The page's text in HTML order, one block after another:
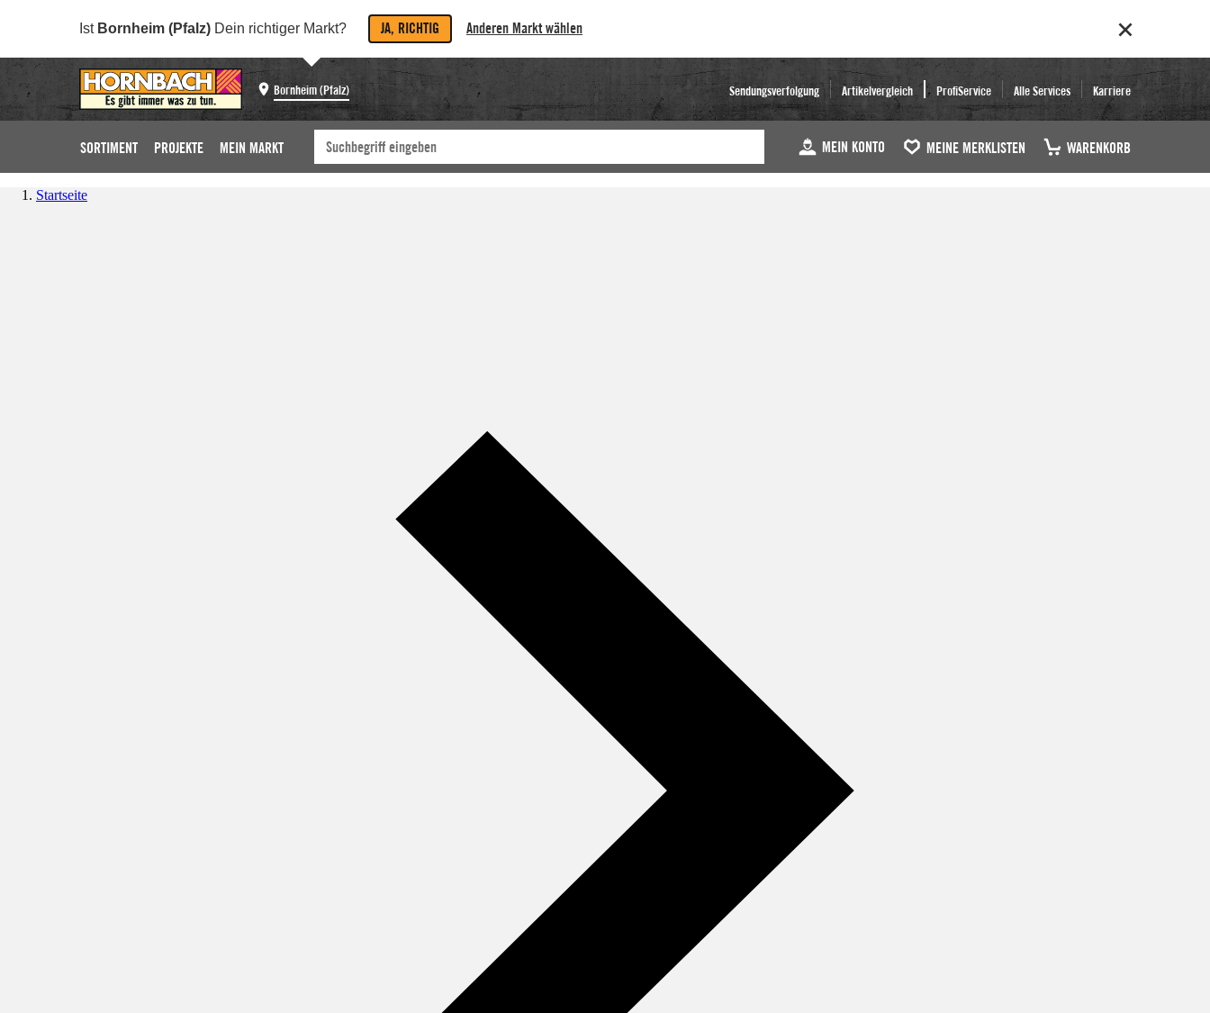
Ist Bornheim (Pfalz) Dein richtiger Markt? JA, RICHTIG Anderen Markt wählen
Bornheim (Pfalz) Sendungsverfolgung Artikelvergleich ProfiService Alle Services Karriere
SORTIMENT PROJEKTE MEIN MARKT MEIN KONTO MEINE MERKLISTEN WARENKORB
Startseite